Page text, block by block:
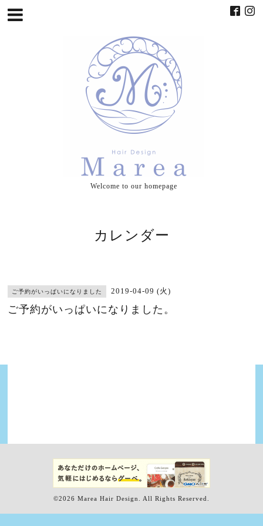
Welcome to our homepage
カレンダー
ご予約がいっぱいになりました 2019-04-09 (火)
ご予約がいっぱいになりました。
©2026 Marea Hair Design . All Rights Reserved.